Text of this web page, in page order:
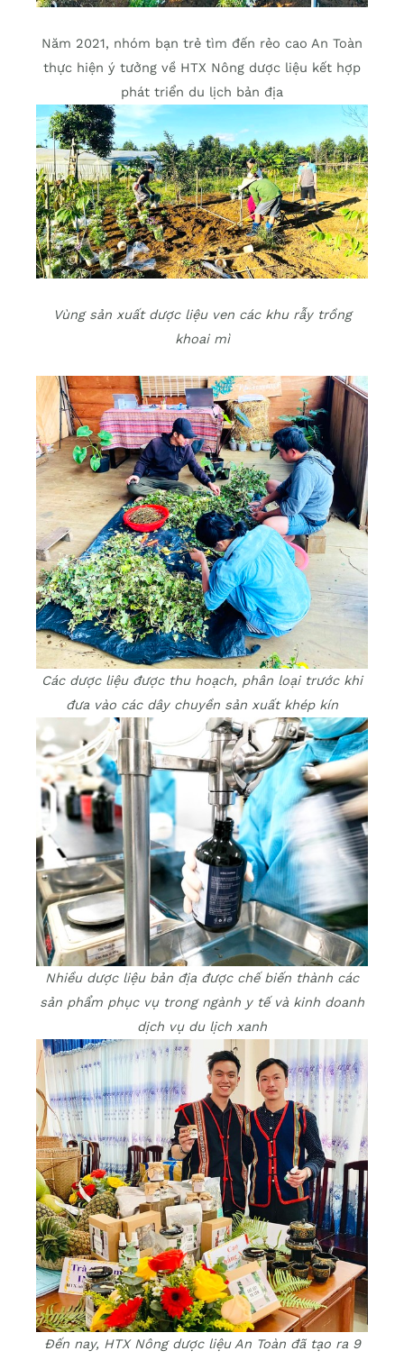
Năm 2021, nhóm bạn trẻ tìm đến rẻo cao An Toàn
thực hiện ý tưởng về HTX Nông dược liệu kết hợp
phát triển du lịch bản địa
Vùng sản xuất dược liệu ven các khu rẫy trồng
khoai mì
Các dược liệu được thu hoạch, phân loại trước khi
đưa vào các dây chuyền sản xuất khép kín
Nhiều dược liệu bản địa được chế biến thành các
sản phẩm phục vụ trong ngành y tế và kinh doanh
dịch vụ du lịch xanh
Đến nay, HTX Nông dược liệu An Toàn đã tạo ra 9